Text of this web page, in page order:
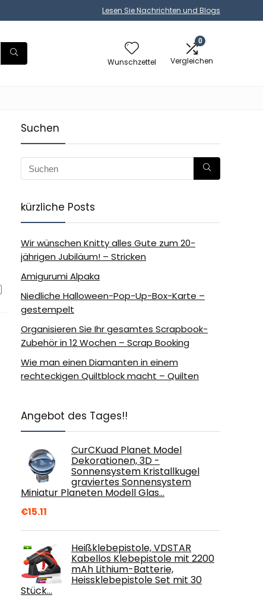
Lesen Sie Nachrichten und Blogs
Wunschzettel
0
Vergleichen
Suchen
kürzliche Posts
Wir wünschen Knitty alles Gute zum 20-
jährigen Jubiläum! – Stricken
Amigurumi Alpaka
Niedliche Halloween-Pop-Up-Box-Karte –
gestempelt
Organisieren Sie Ihr gesamtes Scrapbook-
Zubehör in 12 Wochen – Scrap Booking
Wie man einen Diamanten in einem
rechteckigen Quiltblock macht – Quilten
Angebot des Tages!!
CurCKuad Planet Model
Dekorationen, 3D -
Sonnensystem Kristallkugel
graviertes Sonnensystem
Miniatur Planeten Modell Glas…
€15.11
Heißklebepistole, VDSTAR
Kabellos Klebepistole mit 2200
mAh Lithium-Batterie,
Heissklebepistole Set mit 30
Stück…